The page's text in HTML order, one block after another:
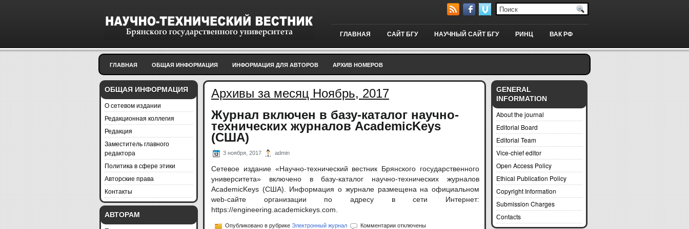
ГЛАВНАЯ САЙТ БГУ НАУЧНЫЙ САЙТ БГУ РИНЦ ВАК РФ
ГЛАВНАЯ ОБЩАЯ ИНФОРМАЦИЯ ИНФОРМАЦИЯ ДЛЯ АВТОРОВ АРХИВ НОМЕРОВ
ОБЩАЯ ИНФОРМАЦИЯ
О сетевом издании
Редакционная коллегия
Редакция
Заместитель главного
редактора
Политика в сфере этики
Авторские права
Контакты
АВТОРАМ
Архивы за месяц Ноябрь, 2017
Журнал включен в базу-каталог научно-
технических журналов AcademicKeys
(США)
3 ноября, 2017 admin
Сетевое издание «Научно-технический вестник Брянского государственного
университета» включено в базу-каталог научно-технических журналов
AcademicKeys (США). Информация о журнале размещена на официальном
web-сайте организации по адресу в сети Интернет:
https://engineering.academickeys.com.
Опубликовано в рубрике Электронный журнал Комментариикотключены
GENERAL
INFORMATION
About the journal
Editorial Board
Editorial Team
Vice-chief editor
Open Access Policy
Ethical Publication Policy
Copyright Information
Submission Charges
Сontaсts